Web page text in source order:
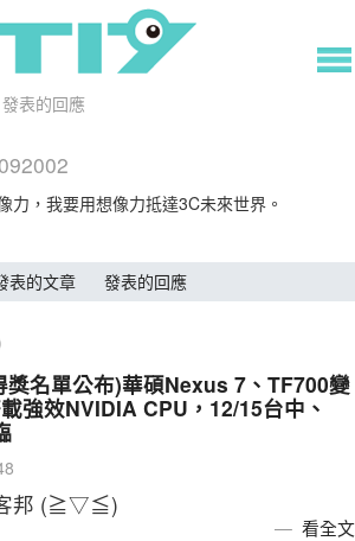
發表的回應
力，我要用想像力抵達3C未來世界。
表的文章
發表的回應
名單公布)華碩Nexus 7、TF700變
強效NVIDIA CPU，12/15台中、
客邦 (≧▽≦)
看全文